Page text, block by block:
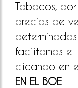
Tabacos,
precios de
facilitamos
clicando en
EN EL BOE